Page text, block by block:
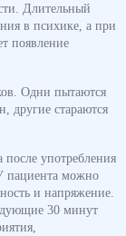
Длительный
в психике, а при
появление
Одни пытаются
другие стараются
после употребления
пациента можно
и напряжение.
30 минут